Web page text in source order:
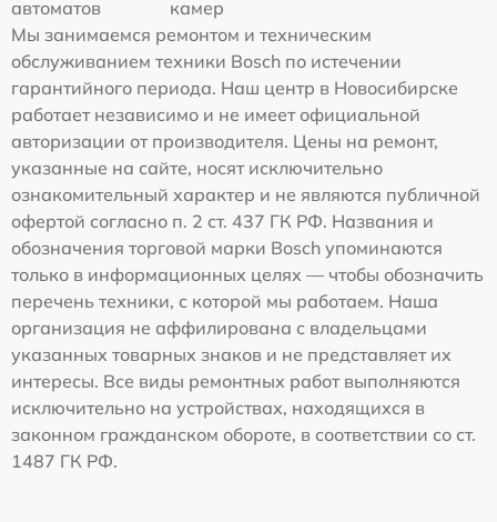
автоматов
камер
Мы занимаемся ремонтом и техническим
обслуживанием техники Bosch по истечении
гарантийного периода. Наш центр в Новосибирске
работает независимо и не имеет официальной
авторизации от производителя. Цены на ремонт,
указанные на сайте, носят исключительно
ознакомительный характер и не являются публичной
офертой согласно п. 2 ст. 437 ГК РФ. Названия и
обозначения торговой марки Bosch упоминаются
только в информационных целях — чтобы обозначить
перечень техники, с которой мы работаем. Наша
организация не аффилирована с владельцами
указанных товарных знаков и не представляет их
интересы. Все виды ремонтных работ выполняются
исключительно на устройствах, находящихся в
законном гражданском обороте, в соответствии со ст.
1487 ГК РФ.